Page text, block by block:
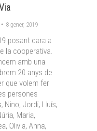
8 gener, 2019
posant cara a
la cooperativa.
amb una
20 anys de
que volem fer
persones
Nino, Jordi, Lluís,
Maria,
Olivia, Anna,